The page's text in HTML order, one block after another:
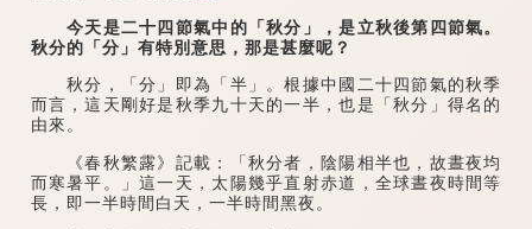
今天是二十四節氣中的「秋分」，是立秋後第四節氣。
秋分的「分」有特別意思，那是甚麼呢？
秋分，「分」即為「半」。根據中國二十四節氣的秋季
而言，這天剛好是秋季九十天的一半，也是「秋分」得名的
由來。
《春秋繁露》記載：「秋分者，陰陽相半也，故晝夜均
而寒暑平。」這一天，太陽幾乎直射赤道，全球晝夜時間等
長，即一半時間白天，一半時間黑夜。